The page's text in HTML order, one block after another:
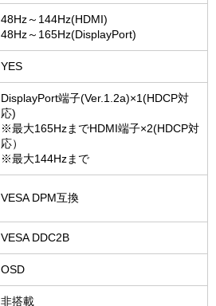
48Hz～144Hz(HDMI)
48Hz～165Hz(DisplayPort)
YES
DisplayPort端子(Ver.1.2a)×1(HDCP対
応)
※最大165HzまでHDMI端子×2(HDCP対
応）
※最大144Hzまで
VESA DPM互換
VESA DDC2B
OSD
非搭載